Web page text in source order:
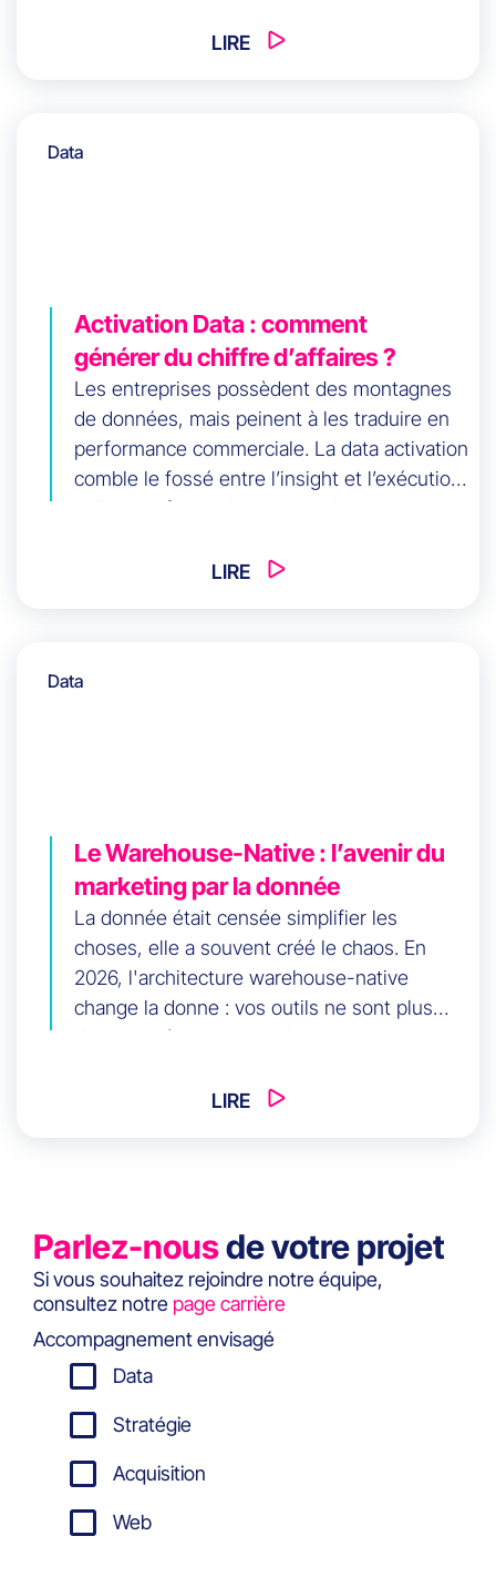
entreprises data-driven obtiennent 23 fois
LIRE
Data
Activation Data : comment
générer du chiffre d’affaires ?
Les entreprises possèdent des montagnes
de données, mais peinent à les traduire en
performance commerciale. La data activation
comble le fossé entre l’insight et l’exécution
: elle transforme des signaux bruts en
marketing et ventes. Cet article explique la
une stratégie data activation 2026 efficace.
LIRE
Data
Le Warehouse-Native : l’avenir du
marketing par la donnée
La donnée était censée simplifier les
choses, elle a souvent créé le chaos. En
2026, l'architecture warehouse-native
change la donne : vos outils ne sont plus
des propriétaires, mais des consommateurs
centraliser votre intelligence client pour
LIRE
Parlez-nousde votre projet
Si vous souhaitez rejoindre notre équipe,
consultez notre page carrière
Accompagnement envisagé
Data
Stratégie
Acquisition
Web